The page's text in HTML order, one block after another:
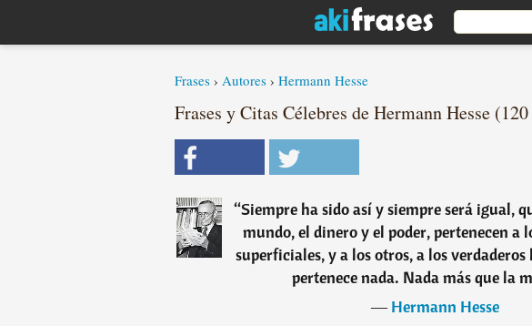
Frases › Autores › Hermann Hesse
Frases y Citas Célebres de Hermann Hesse
“Siempre ha sido así y siempre será igual,
mundo, el dinero y el poder, pertenecen a
superficiales, y a los otros, a los verdaderos
pertenece nada. Nada más que la
―Hermann Hesse